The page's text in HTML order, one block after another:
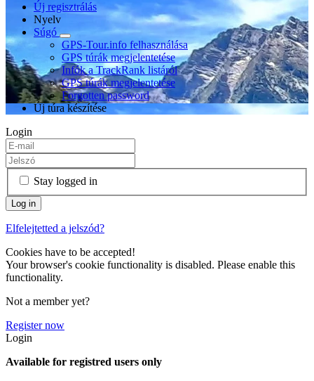
Új regisztrálás
Nyelv
Súgó
GPS-Tour.info felhasználása
GPS túrák megjelentetése
Infók a TrackRank listáról
GPS túrák megjelentetése
Forgotten password
Új túra készítése
Login
Stay logged in
Elfelejtetted a jelszód?
Cookies have to be accepted!
Your browser's cookie functionality is disabled. Please enable this
functionality.
Not a member yet?
Register now
Login
Available for registred users only